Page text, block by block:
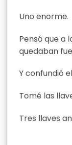
Uno enorme.
Pensó que a
quedaban
Y confundió
Tomé las
Tres llaves